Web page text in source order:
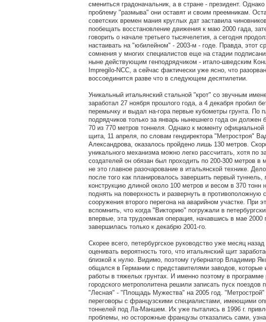
смениться градоначальник, а в стране - президент.
проблему "размыва" они оставят и своим преемникам.
советских времен мания круглых дат заставила
пообещать восстановление движения к маю 2000 гада,
говорить о начале третьего тысячелетия, а сегодня
настаивать на "юбилейном" - 2003-м - годе. Правда, этот
сомнения у многих специалистов еще на стадии
ныне действующим генподрядчиком - итало-шведским
Impregilo-NCC, а сейчас фактически уже ясно, что
воссоединится разве что в следующем десятилетии.
Уникальный итальянский стальной "крот" со звучным
заработал 27 ноября прошлого года, а 4 декабря пробил
перемычку и выдал на-гора первые кубометры грунта. По
подрядчиков только за январь нынешнего года он должен
70 из 770 метров тоннеля. Однако к моменту официальной
щита, 11 апреля, по словам гендиректора "Метростроя"
Александрова, оказалось пройдено лишь 130 метров.
уникального механизма можно легко рассчитать, хотя по
создателей он обязан был проходить по 200-300 метров в
не это главное разочарование в итальянской технике.
после того как планировалось завершить первый туннель,
конструкцию длиной около 100 метров и весом в 370 тонн
поднять на поверхность и развернуть в противоположную
сооружения второго перегона на аварийном участке. При
вспомнить, что когда "Викторию" погружали в
впервые, эта трудоемкая операция, начавшись в мае 2000
завершилась только к декабрю 2001-го.
Скорее всего, петербургское руководство уже месяц
оценивать вероятность того, что итальянский щит
близкой к нулю. Видимо, поэтому губернатор Владимир
общался в Германии с представителями заводов, которые
работы в тяжелых грунтах. И именно поэтому в программе
городского метрополитена решили записать пуск поездов
"Лесная" - "Площадь Мужества" на 2005 год. "Метрострой"
переговоры с французскими специалистами, имеющими
тоннелей под Ла-Маншем. Их уже пытались в 1996 г.
проблемы, но осторожные французы отказались сами,